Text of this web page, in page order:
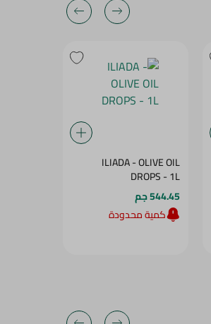
ILIADA - OLIVE OIL
DROPS - 1L
544.45 جم
كمية محدودة